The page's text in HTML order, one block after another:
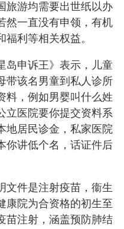
旅游均需要出世纸以办
然一直没有申领，有机
利等相关权益。
岛申诉王》表示，儿童
带该名男童到私人诊所
料，例如男婴叫什么姓
立医院要你提交资料系
地居民诊金，私家医院
你讲低个名，话证件后
文件是注射疫苗，衞生
康院为合资格的初生至
苗注射，涵盖预防肺结